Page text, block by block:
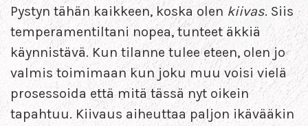
Pystyn tähän kaikkeen, koska olen kiivas. Siis
temperamentiltani nopea, tunteet äkkiä
käynnistävä. Kun tilanne tulee eteen, olen jo
valmis toimimaan kun joku muu voisi vielä
prosessoida että mitä tässä nyt oikein
tapahtuu. Kiivaus aiheuttaa paljon ikävääkin